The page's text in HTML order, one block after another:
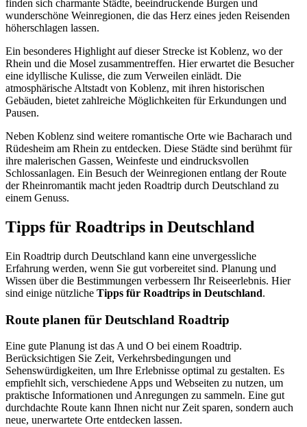
finden sich charmante Städte, beeindruckende Burgen und
wunderschöne Weinregionen, die das Herz eines jeden Reisenden
höherschlagen lassen.
Ein besonderes Highlight auf dieser Strecke ist Koblenz, wo der
Rhein und die Mosel zusammentreffen. Hier erwartet die Besucher
eine idyllische Kulisse, die zum Verweilen einlädt. Die
atmosphärische Altstadt von Koblenz, mit ihren historischen
Gebäuden, bietet zahlreiche Möglichkeiten für Erkundungen und
Pausen.
Neben Koblenz sind weitere romantische Orte wie Bacharach und
Rüdesheim am Rhein zu entdecken. Diese Städte sind berühmt für
ihre malerischen Gassen, Weinfeste und eindrucksvollen
Schlossanlagen. Ein Besuch der Weinregionen entlang der Route
der Rheinromantik macht jeden Roadtrip durch Deutschland zu
einem Genuss.
Tipps für Roadtrips in Deutschland
Ein Roadtrip durch Deutschland kann eine unvergessliche
Erfahrung werden, wenn Sie gut vorbereitet sind. Planung und
Wissen über die Bestimmungen verbessern Ihr Reiseerlebnis. Hier
sind einige nützliche Tipps für Roadtrips in Deutschland.
Route planen für Deutschland Roadtrip
Eine gute Planung ist das A und O bei einem Roadtrip.
Berücksichtigen Sie Zeit, Verkehrsbedingungen und
Sehenswürdigkeiten, um Ihre Erlebnisse optimal zu gestalten. Es
empfiehlt sich, verschiedene Apps und Webseiten zu nutzen, um
praktische Informationen und Anregungen zu sammeln. Eine gut
durchdachte Route kann Ihnen nicht nur Zeit sparen, sondern auch
neue, unerwartete Orte entdecken lassen.